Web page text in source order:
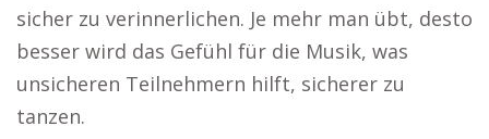
sicher zu verinnerlichen. Je mehr man übt, desto
besser wird das Gefühl für die Musik, was
unsicheren Teilnehmern hilft, sicherer zu
tanzen.